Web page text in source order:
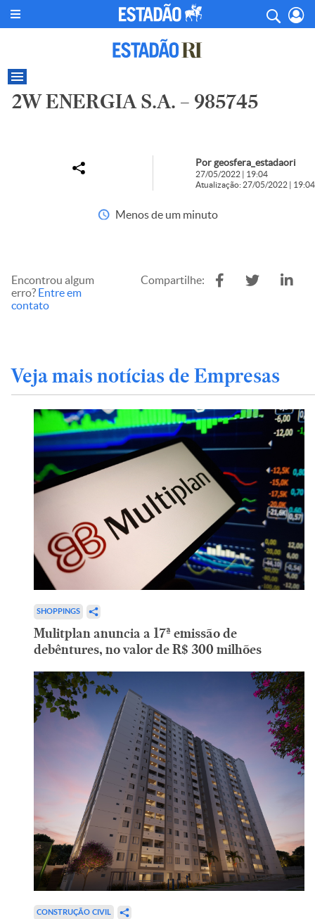
2W ENERGIA S.A. – 985745
Por geosfera_estadaori
27/05/2022 | 19:04
Atualização: 27/05/2022 | 19:04
Menos de um minuto
Encontrou algum
erro? Entre em
contato
Compartilhe:
Veja mais notícias de Empresas
SHOPPINGS
Mulitplan anuncia a 17ª emissão de
debêntures, no valor de R$ 300 milhões
CONSTRUÇÃO CIVIL